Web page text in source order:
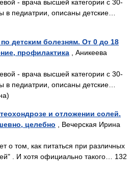
- врача высшей категории с 30-
в педиатрии, описаны детские…
детским болезням. От 0 до 18
профилактика , Аникеева
- врача высшей категории с 30-
в педиатрии, описаны детские…
и отложении солей.
целебно , Вечерская Ирина
о том, как питаться при различных
. И хотя официально такого… 132